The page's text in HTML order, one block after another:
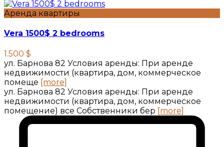
Аренда квартиры
Vera 1500$ 2 bedrooms
1.500 $
ул. Барнова 82 Условия аренды: При аренде
недвижимости (квартира, дом, коммерческое
помеще [more]
ул. Барнова 82 Условия аренды: При аренде
недвижимости (квартира, дом, коммерческое
помещение) все Собственники бер [more]